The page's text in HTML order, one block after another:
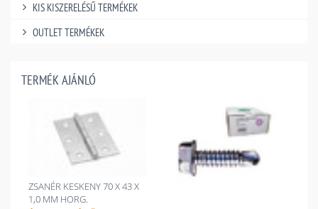
KIS KISZERELÉSŰ TERMÉKEK
OUTLET TERMÉKEK
TERMÉK AJÁNLÓ
ZSANÉR KESKENY 70 X 43 X
1,0 MM HORG.